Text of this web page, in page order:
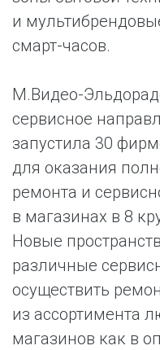
и
смарт-часов.
М.Видео-
сервисное
запустила 30
для оказания
ремонта и
в магазинах в 8
Новые
различные
осуществить
из ассортимента
магазинов как в